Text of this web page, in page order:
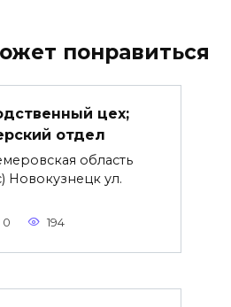
понравиться
цех;
отдел
область
Новокузнецк ул.
0 194